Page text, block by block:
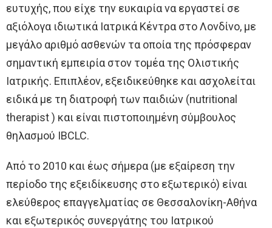
ευτυχής, που είχε την ευκαιρία να εργαστεί σε
αξιόλογα ιδιωτικά Ιατρικά Κέντρα στο Λονδίνο, με
μεγάλο αριθμό ασθενών τα οποία της πρόσφεραν
σημαντική εμπειρία στον τομέα της Ολιστικής
Ιατρικής. Επιπλέον, εξειδικεύθηκε και ασχολείται
ειδικά με τη διατροφή των παιδιών (nutritional
therapist ) και είναι πιστοποιημένη σύμβουλος
θηλασμού IBCLC.
Από το 2010 και έως σήμερα (με εξαίρεση την
περίοδο της εξειδίκευσης στο εξωτερικό) είναι
ελεύθερος επαγγελματίας σε Θεσσαλονίκη-Αθήνα
και εξωτερικός συνεργάτης του Ιατρικού